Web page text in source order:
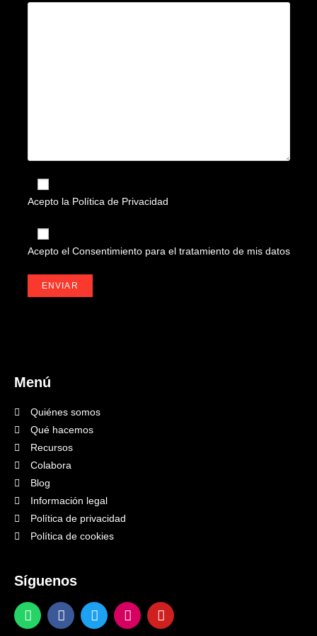
Acepto la Política de Privacidad
Acepto el Consentimiento para el tratamiento de mis datos
Menú
Quiénes somos
Qué hacemos
Recursos
Colabora
Blog
Información legal
Política de privacidad
Política de cookies
Síguenos